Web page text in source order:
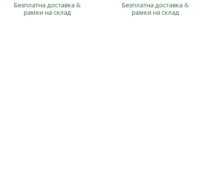
Безплатна доставка&
рамки на склад
Безплатна доставка&
рамки на склад